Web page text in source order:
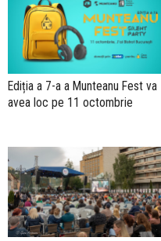
Ediția a 7-a a Munteanu Fest va
avea loc pe 11 octombrie